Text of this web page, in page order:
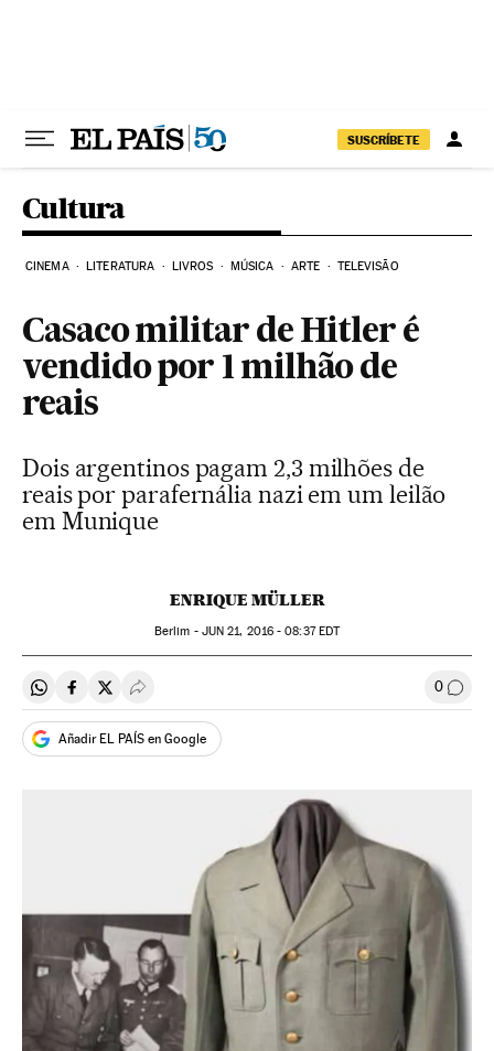
SUSCRÍBETE
Cultura
CINEMA LITERATURA LIVROS MÚSICA ARTE TELEVISÃO
Casaco militar de Hitler é
vendido por 1 milhão de
reais
Dois argentinos pagam 2,3 milhões de
reais por parafernália nazi em um leilão
em Munique
ENRIQUE MÜLLER
Berlim - JUN 21, 2016 - 08:37EDT
Compartir en Whatsapp
Compartir en Facebook
Compartir en Twitter
Desplegar Redes Sociales 0
Añadir EL PAÍS en Google